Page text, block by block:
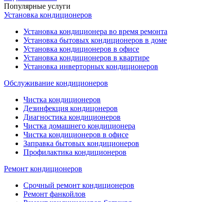
Популярные услуги
Установка кондиционеров
Установка кондиционера во время ремонта
Установка бытовых кондиционеров в доме
Установка кондиционеров в офисе
Установка кондиционеров в квартире
Установка инверторных кондиционеров
Обслуживание кондиционеров
Чистка кондиционеров
Дезинфекция кондицонеров
Диагностика кондиционеров
Чистка домашнего кондиционера
Чистка кондиционеров в офисе
Заправка бытовых кондиционеров
Профилактика кондиционеров
Ремонт кондиционеров
Срочный ремонт кондиционеров
Ремонт фанкойлов